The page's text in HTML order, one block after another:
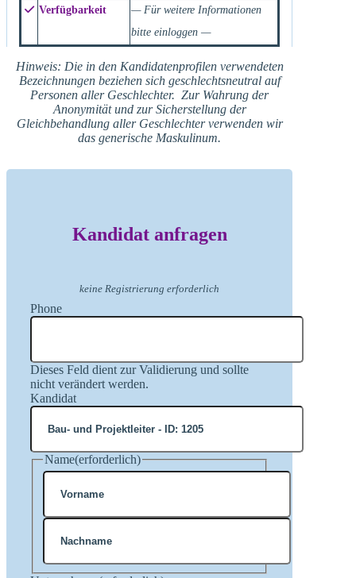
Verfügbarkeit
— Für weitere Informationen
bitte einloggen —
Hinweis: Die in den Kandidatenprofilen verwendeten
Bezeichnungen beziehen sich geschlechtsneutral auf
Personen aller Geschlechter. Zur Wahrung der
Anonymität und zur Sicherstellung der
Gleichbehandlung aller Geschlechter verwenden wir
das generische Maskulinum.
Kandidat anfragen
keine Registrierung erforderlich
Phone
Dieses Feld dient zur Validierung und sollte
nicht verändert werden.
Kandidat
Name(erforderlich)
Vorname
Nachname